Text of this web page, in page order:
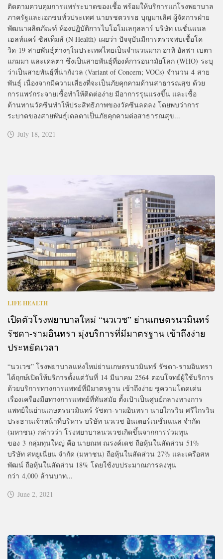
ติดตามควบคุมการแพร่ระบาดของเชื้อ พร้อมให้บริการแก่โรงพยาบาล
ภาครัฐและเอกชนทั่วประเทศ นายรชตวรรธ บุญมาเลิศ ผู้จัดการฝ่าย
พัฒนาผลิตภัณฑ์ ห้องปฏิบัติการไบโอโมเลกุลลาร์ บริษัท เนชั่นแนล
เฮลท์แคร์ ซิสเท็มส์ (N Health) เผยว่า ปัจจุบันมีการตรวจพบเชื้อโค
วิด-19 สายพันธุ์ต่างๆในประเทศไทยเป็นจำนวนมาก อาทิ อัลฟา เบตา
แกมมา และเดลตา ซึ่งเป็นสายพันธุ์ที่องค์การอนามัยโลก (WHO) ระบุ
ว่าเป็นสายพันธุ์ที่น่ากังวล (Variant of Concern; VOCs) จำนวน 4 สาย
พันธุ์ เนื่องจากมีความเสี่ยงที่จะเป็นภัยคุกคามด้านสาธารณสุข ด้วย
การแพร่กระจายเชื้อทำให้ติดต่อง่าย มีอาการรุนแรงขึ้น และเชื้อ
ต้านทานวัคซีนทำให้ประสิทธิภาพของวัคซีนลดลง โดยพบว่าการ
ระบาดของสายพันธุ์เดลตาเป็นภัยคุกคามต่อสาธารณสุข...
July 18, 2021
LIFE HEALTH
เปิดตัวโรงพยาบาลใหม่ “นวเวช” ย่านเกษตรนวมินทร์
รัชดา-รามอินทรา มุ่งบริการที่มีมาตรฐาน เข้าถึงง่าย
ประหยัดเวลา
“นวเวช” โรงพยาบาลแห่งใหม่ย่านเกษตรนวมินทร์ รัชดา-รามอินทรา
ได้ฤกษ์เปิดให้บริการตั้งแต่วันที่ 14 มีนาคม 2564 ตอบโจทย์ผู้ใช้บริการ
ด้วยบริการทางการแพทย์ที่มีมาตรฐาน เข้าถึงง่าย ชูความโดดเด่น
เรื่องเครื่องมือทางการแพทย์ที่ทันสมัย ตั้งเป้าเป็นศูนย์กลางทางการ
แพทย์ในย่านเกษตรนวมินทร์ รัชดา-รามอินทรา นายไกรวิน ศรีไกรวิน
ประธานเจ้าหน้าที่บริหาร บริษัท นวเวช อินเตอร์เนชั่นแนล จำกัด
(มหาชน) กล่าวว่า โรงพยาบาลนวเวชเกิดขึ้นจากการร่วมทุน
ของ 3 กลุ่มทุนใหญ่ คือ นายณพ ณรงค์เดช ถือหุ้นในสัดส่วน 51%
บริษัท สหยูเนี่ยน จำกัด (มหาชน) ถือหุ้นในสัดส่วน 27% และเครือสห
พัฒน์ ถือหุ้นในสัดส่วน 18% โดยใช้งบประมาณการลงทุน
กว่า 4,000 ล้านบาท...
June 2, 2021